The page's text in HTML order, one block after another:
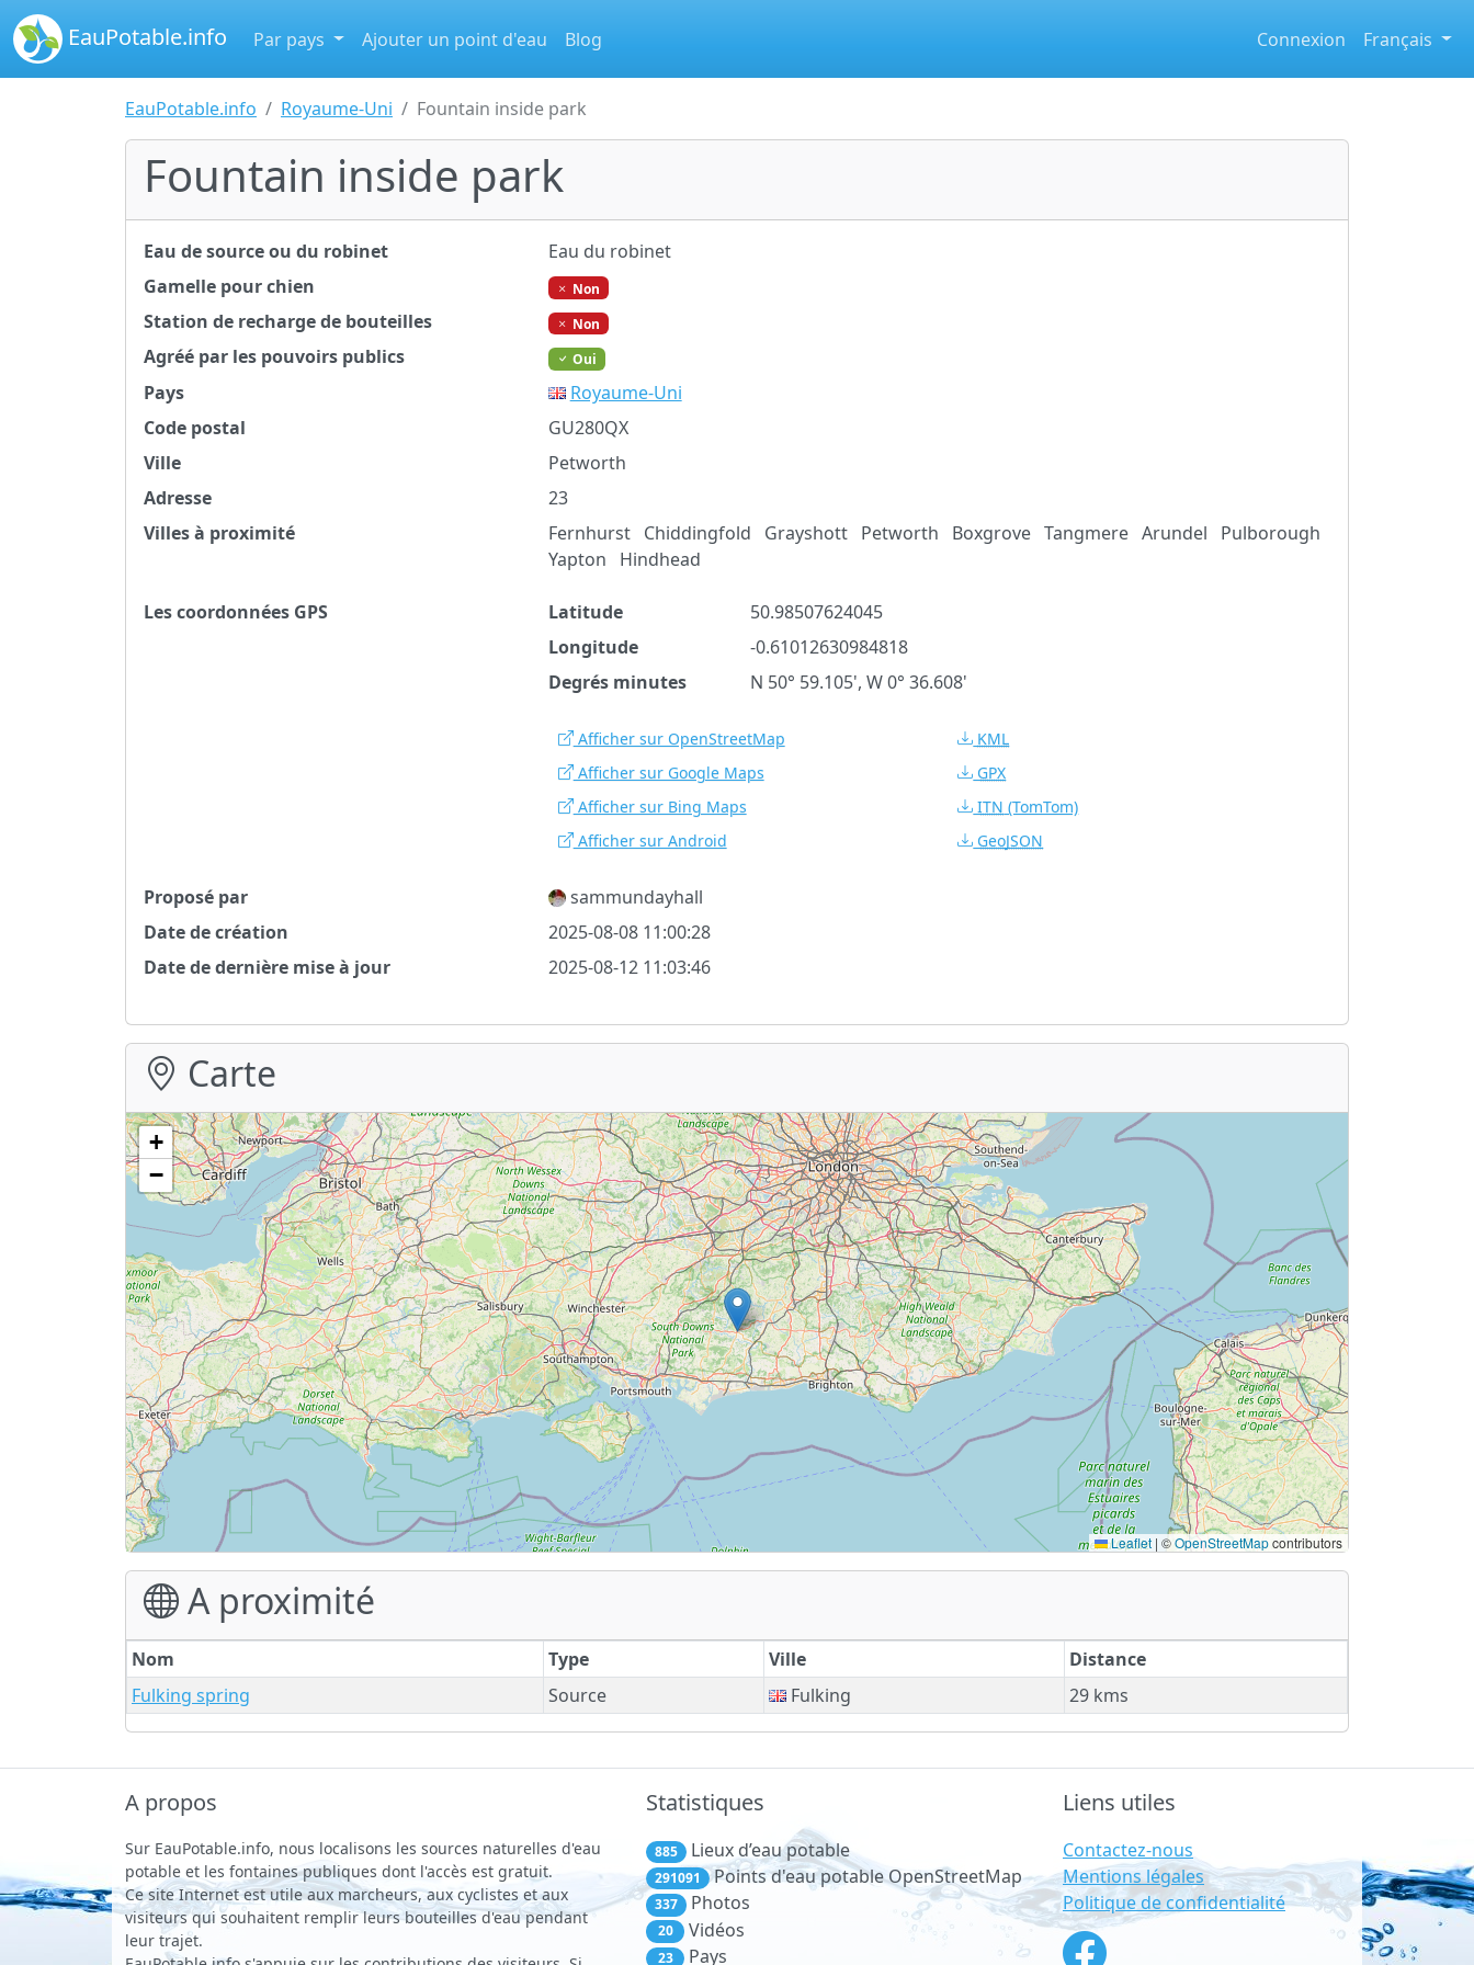
EauPotable.info Par pays Ajouter un point d'eau Blog Connexion Français
EauPotable.info Royaume-Uni Fountain inside park
Fountain inside park
Eau de source ou du robinet
Eau du robinet
Gamelle pour chien
Non
Station de recharge de bouteilles Non
Agréé par les pouvoirs publics Oui
Pays
Royaume-Uni
Code postal
GU280QX
Ville
Petworth
Adresse
23
Villes à proximité
Fernhurst Chiddingfold Grayshott Petworth Boxgrove Tangmere Arundel
Pulborough
Yapton
Hindhead
Les coordonnées GPS Latitude
50.98507624045
Longitude
-0.61012630984818
Degrés minutes
N 50° 59.105', W 0° 36.608'
Afficher sur OpenStreetMap
Afficher sur Google Maps
Afficher sur Bing Maps
Afficher sur Android
KML
GPX
ITN (TomTom)
GeoJSON
Proposé par
sammundayhall
Date de création
2025-08-08 11:00:28
Date de dernière mise à jour
2025-08-12 11:03:46
Carte
+
−
Leaflet | ©OpenStreetMapcontributors
A proximité
Nom Type Ville
Distance
Fulking spring
Source Fulking 29 kms
A propos
Sur EauPotable.info, nous localisons les sources naturelles d'eau
potable et les fontaines publiques dont l'accès est gratuit.
Ce site Internet est utile aux marcheurs, aux cyclistes et aux
visiteurs qui souhaitent remplir leurs bouteilles d'eau pendant
leur trajet.
Statistiques
885 Lieux d’eau potable
291091 Points d'eau potable OpenStreetMap
337 Photos
20 Vidéos
23 Pays
Liens utiles
Contactez-nous
Mentions légales
Politique de confidentialité